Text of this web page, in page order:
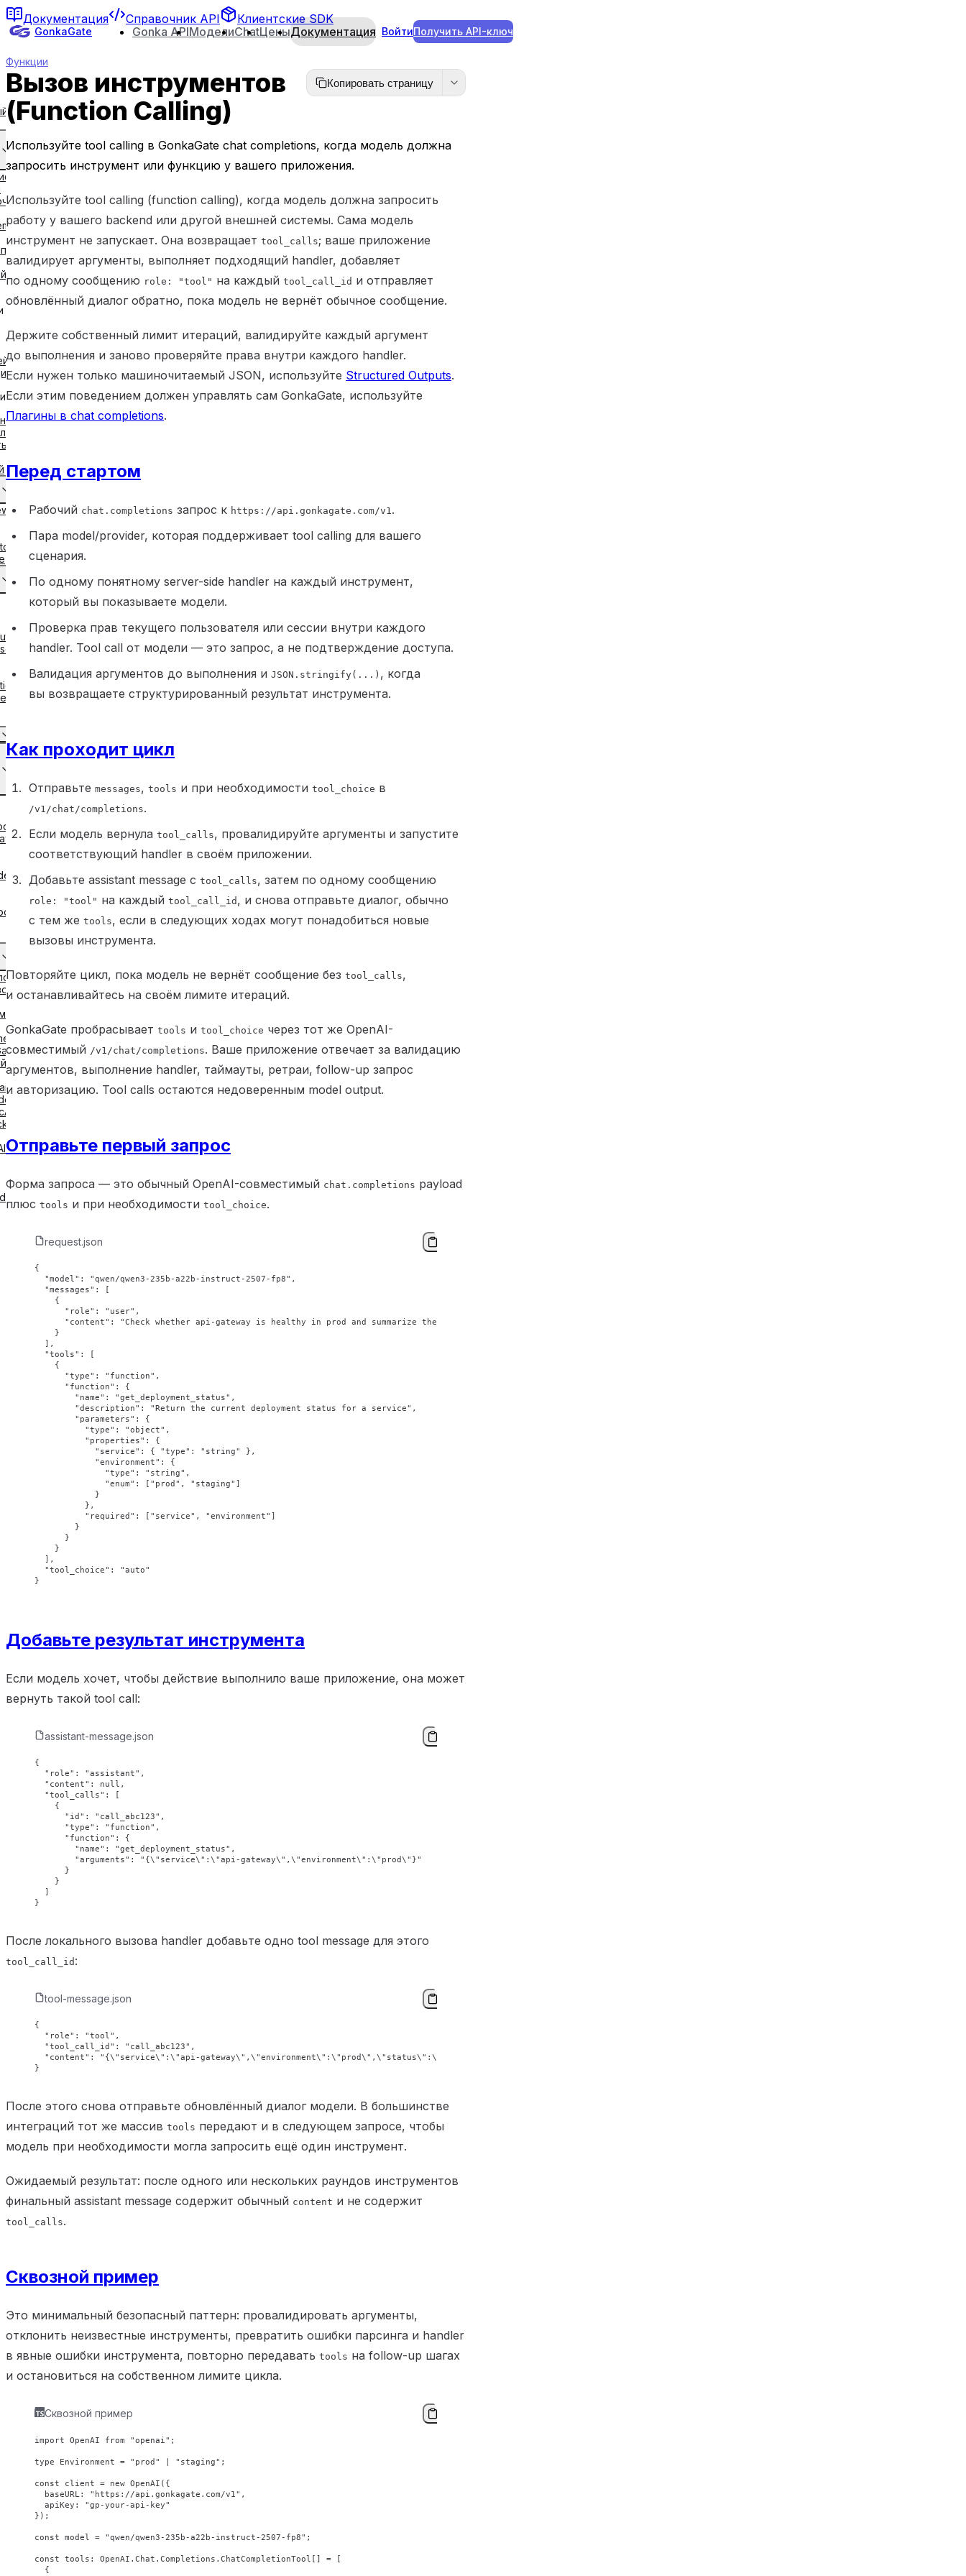
Перейти к основному содержимому
GonkaGate Gonka APIМоделиChatЦеныДокументация ВойтиПолучить API-ключ
GonkaGate
Документация Справочник API Клиентские SDK
Функции
Вызов инструментов
(Function Calling)
Копировать страницу
Используйте tool calling в GonkaGate chat completions, когда модель должна
запросить инструмент или функцию у вашего приложения.
Используйте tool calling (function calling), когда модель должна запросить
работу у вашего backend или другой внешней системы. Сама модель
инструмент не запускает. Она возвращает tool_calls; ваше приложение
валидирует аргументы, выполняет подходящий handler, добавляет
по одному сообщению role: "tool" на каждый tool_call_id и отправляет
обновлённый диалог обратно, пока модель не вернёт обычное сообщение.
Держите собственный лимит итераций, валидируйте каждый аргумент
до выполнения и заново проверяйте права внутри каждого handler.
Если нужен только машиночитаемый JSON, используйте Structured Outputs.
Если этим поведением должен управлять сам GonkaGate, используйте
Плагины в chat completions.
Перед стартом
Рабочий chat.completions запрос к https://api.gonkagate.com/v1 .
Пара model/provider, которая поддерживает tool calling для вашего
сценария.
По одному понятному server-side handler на каждый инструмент,
который вы показываете модели.
Проверка прав текущего пользователя или сессии внутри каждого
handler. Tool call от модели — это запрос, а не подтверждение доступа.
Валидация аргументов до выполнения и JSON.stringify(...) , когда
вы возвращаете структурированный результат инструмента.
Как проходит цикл
Отправьте messages, tools и при необходимости tool_choice в
/v1/chat/completions.
Если модель вернула tool_calls, провалидируйте аргументы и запустите
соответствующий handler в своём приложении.
Добавьте assistant message с tool_calls, затем по одному сообщению
role: "tool" на каждый tool_call_id , и снова отправьте диалог, обычно
с тем же tools, если в следующих ходах могут понадобиться новые
вызовы инструмента.
Повторяйте цикл, пока модель не вернёт сообщение без tool_calls,
и останавливайтесь на своём лимите итераций.
GonkaGate пробрасывает tools и tool_choice через тот же OpenAI-
совместимый /v1/chat/completions. Ваше приложение отвечает за валидацию
аргументов, выполнение handler, таймауты, ретраи, follow-up запрос
и авторизацию. Tool calls остаются недоверенным model output.
Отправьте первый запрос
Форма запроса — это обычный OpenAI-совместимый chat.completions payload
плюс tools и при необходимости tool_choice.
request.json
{
  "model"
: "qwen/qwen3-235b-a22b-instruct-2507-fp8" ,
  "messages"
: [
    {
      "role"
: "user" ,
      "content"
: "Check whether api-gateway is healthy in prod and summarize the result."
    }
  ],
  "tools"
: [
    {
      "type"
: "function" ,
      "function"
: {
        "name"
: "get_deployment_status" ,
        "description"
: "Return the current deployment status for a service" ,
        "parameters"
: {
          "type"
: "object" ,
          "properties"
: {
            "service"
: { "type" : "string"
},
            "environment"
: {
              "type"
: "string" ,
              "enum"
: [ "prod" , "staging" ]
            }
          },
          "required"
: [ "service" , "environment" ]
        }
      }
    }
  ],
  "tool_choice"
: "auto"
}
Добавьте результат инструмента
Если модель хочет, чтобы действие выполнило ваше приложение, она может
вернуть такой tool call:
assistant-message.json
{
  "role"
: "assistant" ,
  "content"
: null ,
  "tool_calls"
: [
    {
      "id"
: "call_abc123" ,
      "type"
: "function" ,
      "function"
: {
        "name"
: "get_deployment_status" ,
        "arguments"
: "{ \" service\" : \"api-gateway\" , \"environment\" : \" prod\" }"
      }
    }
}
После локального вызова handler добавьте одно tool message для этого
tool_call_id :
tool-message.json
{
  "role"
: "tool" ,
  "tool_call_id"
: "call_abc123" ,
  "content"
: "{ \" service\" : \"api-gateway\" , \"environment\" : \" prod\" , \" status\" : \"
}
После этого снова отправьте обновлённый диалог модели. В большинстве
интеграций тот же массив tools передают и в следующем запросе, чтобы
модель при необходимости могла запросить ещё один инструмент.
Ожидаемый результат: после одного или нескольких раундов инструментов
финальный assistant message содержит обычный content и не содержит
tool_calls.
Сквозной пример
Это минимальный безопасный паттерн: провалидировать аргументы,
отклонить неизвестные инструменты, превратить ошибки парсинга и handler
в явные ошибки инструмента, повторно передавать tools на follow-up шагах
и остановиться на собственном лимите цикла.
Сквозной пример
import OpenAI from "openai" ;
type Environment = "prod" "staging" ;
const client = new OpenAI ({
  baseURL:
"https://api.gonkagate.com/v1" ,
  apiKey:
"gp-your-api-key"
});
const model = "qwen/qwen3-235b-a22b-instruct-2507-fp8" ;
const tools : OpenAI . Chat . Completions . ChatCompletionTool [] = [
  {